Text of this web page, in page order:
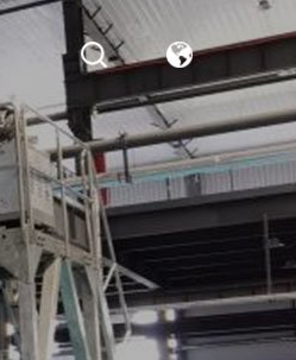
English
Русский
中文